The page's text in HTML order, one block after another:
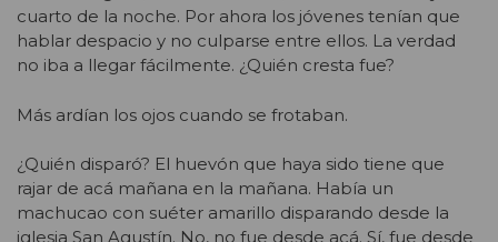
cuarto de la noche. Por ahora los jóvenes tenían que
hablar despacio y no culparse entre ellos. La verdad
no iba a llegar fácilmente. ¿Quién cresta fue?
Más ardían los ojos cuando se frotaban.
¿Quién disparó? El huevón que haya sido tiene que
rajar de acá mañana en la mañana. Había un
machucao con suéter amarillo disparando desde la
iglesia San Agustín. No, no fue desde acá. Sí, fue desde